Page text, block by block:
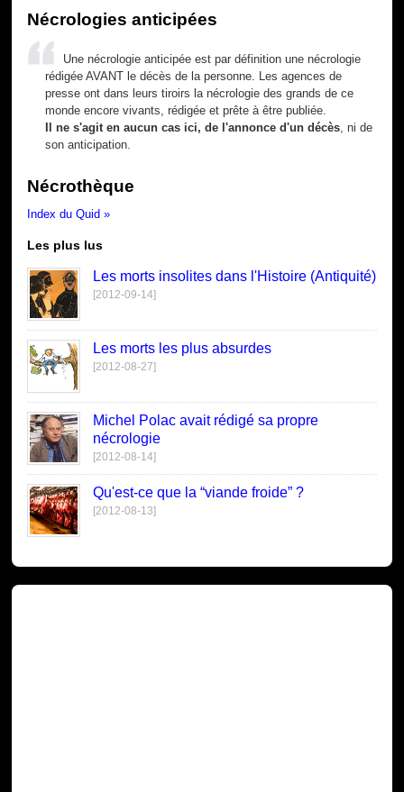
Nécrologies anticipées
Une nécrologie anticipée est par définition une nécrologie
rédigée AVANT le décès de la personne. Les agences de
presse ont dans leurs tiroirs la nécrologie des grands de ce
monde encore vivants, rédigée et prête à être publiée.
Il ne s'agit en aucun cas ici, de l'annonce d'un décès , ni de
son anticipation.
Nécrothèque
Index du Quid »
Les plus lus
Les morts insolites dans l'Histoire (Antiquité)
[2012-09-14]
Les morts les plus absurdes
[2012-08-27]
Michel Polac avait rédigé sa propre
nécrologie
[2012-08-14]
Qu'est-ce que la “viande froide” ?
[2012-08-13]